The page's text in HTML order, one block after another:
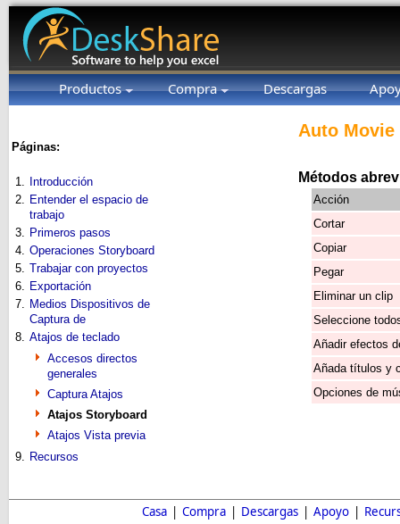
Productos Compra Descargas
Páginas:
1.
Introducción
2. Entender el espacio de
trabajo
3. Primeros pasos
4. Operaciones Storyboard
5. Trabajar con proyectos
6. Exportación
7. Medios Dispositivos de
Captura de
8. Atajos de teclado
Accesos directos
generales
Captura Atajos
Atajos Storyboard
Atajos Vista previa
9. Recursos
Auto Movie
Métodos
Acción
Cortar
Copiar
Pegar
Eliminar un clip
Seleccione
Añadir efectos
Añada títulos y
Opciones de
Casa | Compra | Descargas | Apoyo |